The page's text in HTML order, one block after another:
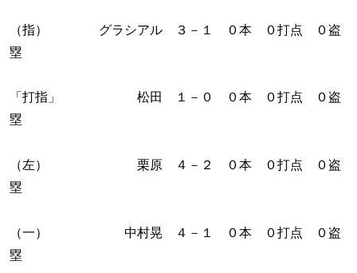
（指） グラシアル ３－１ ０本 ０打点 ０盗
塁
「打指」 松田 １－０ ０本 ０打点 ０盗
塁
（左） 栗原 ４－２ ０本 ０打点 ０盗
塁
（一） 中村晃 ４－１ ０本 ０打点 ０盗
塁